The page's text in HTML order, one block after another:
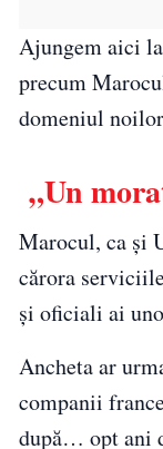
Ajungem aici
precum
domeniul
„Un
Marocul, ca şi
cărora
şi oficiali ai
Ancheta ar
companii
după… opt ani